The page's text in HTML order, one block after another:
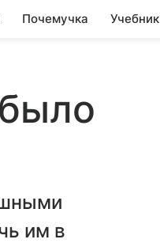
Почемучка Учебник
им в